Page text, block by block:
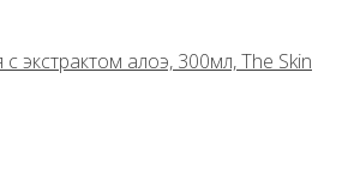
экстрактом алоэ, 300мл, The Skin